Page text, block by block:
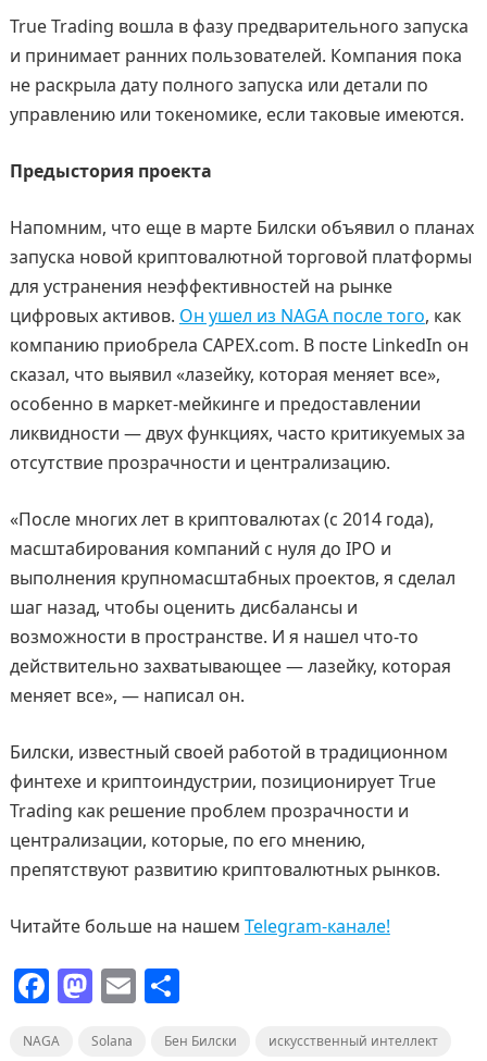
True Trading вошла в фазу предварительного запуска
и принимает ранних пользователей. Компания пока
не раскрыла дату полного запуска или детали по
управлению или токеномике, если таковые имеются.
Предыстория проекта
Напомним, что еще в марте Билски объявил о планах
запуска новой криптовалютной торговой платформы
для устранения неэффективностей на рынке
цифровых активов. Он ушел из NAGA после того, как
компанию приобрела CAPEX.com. В посте LinkedIn он
сказал, что выявил «лазейку, которая меняет все»,
особенно в маркет-мейкинге и предоставлении
ликвидности — двух функциях, часто критикуемых за
отсутствие прозрачности и централизацию.
«После многих лет в криптовалютах (с 2014 года),
масштабирования компаний с нуля до IPO и
выполнения крупномасштабных проектов, я сделал
шаг назад, чтобы оценить дисбалансы и
возможности в пространстве. И я нашел что-то
действительно захватывающее — лазейку, которая
меняет все», — написал он.
Билски, известный своей работой в традиционном
финтехе и криптоиндустрии, позиционирует True
Trading как решение проблем прозрачности и
централизации, которые, по его мнению,
препятствуют развитию криптовалютных рынков.
Читайте больше на нашем Telegram-канале!
F M E О
NAGA Solana Бен Билски искусственный интеллект